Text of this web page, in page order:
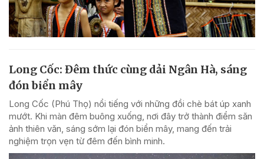
Long Cốc: Đêm thức cùng dải Ngân Hà, sáng
đón biển mây
Long Cốc (Phú Thọ) nổi tiếng với những đồi chè bát úp xanh
mướt. Khi màn đêm buông xuống, nơi đây trở thành điểm săn
ảnh thiên văn, sáng sớm lại đón biển mây, mang đến trải
nghiệm trọn vẹn từ đêm đến bình minh.